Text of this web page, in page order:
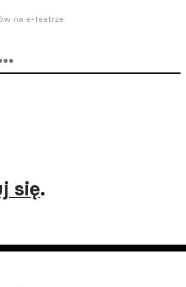
na e-teatrze.
się.